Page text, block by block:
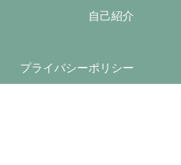
自己紹介
プライバシーポリシー